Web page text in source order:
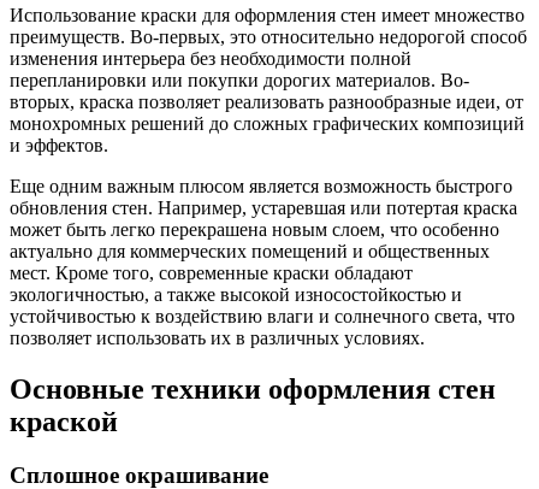
Использование краски для оформления стен имеет множество
преимуществ. Во-первых, это относительно недорогой способ
изменения интерьера без необходимости полной
перепланировки или покупки дорогих материалов. Во-
вторых, краска позволяет реализовать разнообразные идеи, от
монохромных решений до сложных графических композиций
и эффектов.
Еще одним важным плюсом является возможность быстрого
обновления стен. Например, устаревшая или потертая краска
может быть легко перекрашена новым слоем, что особенно
актуально для коммерческих помещений и общественных
мест. Кроме того, современные краски обладают
экологичностью, а также высокой износостойкостью и
устойчивостью к воздействию влаги и солнечного света, что
позволяет использовать их в различных условиях.
Основные техники оформления стен
краской
Сплошное окрашивание